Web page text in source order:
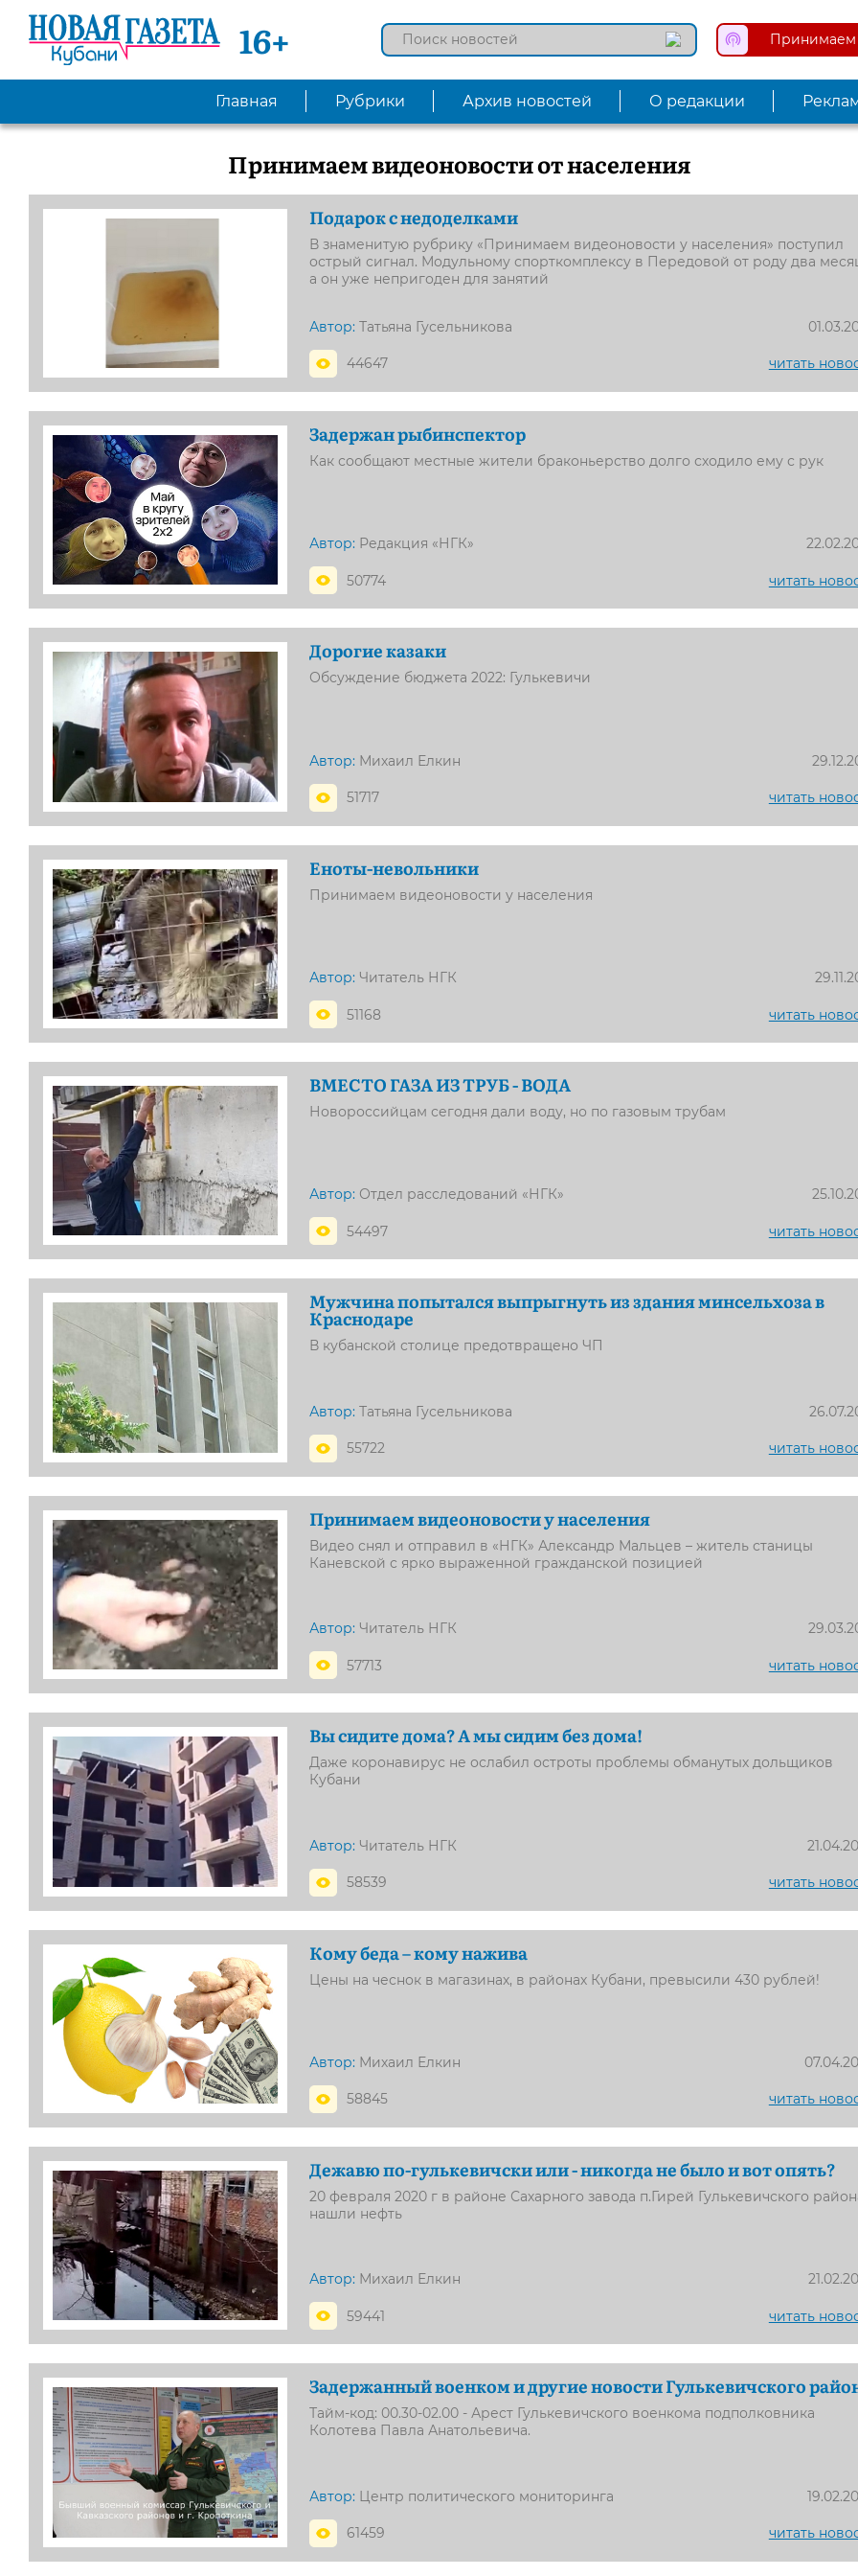
16+ Принимаем
Главная Рубрики Архив новостей О редакции
Принимаем видеоновости от населения
Подарок с недоделками
В знаменитую рубрику «Принимаем видеоновости у населения» поступил
острый сигнал. Модульному спорткомплексу в Передовой от роду два
а он уже непригоден для занятий
Автор: Татьяна Гусельникова
44647 читать
Задержан рыбинспектор
Как сообщают местные жители браконьерство долго сходило ему с рук
Автор: Редакция «НГК»
50774 читать
Дорогие казаки
Обсуждение бюджета 2022: Гулькевичи
Автор: Михаил Елкин
51717 читать
Еноты-невольники
Принимаем видеоновости у населения
Автор: Читатель НГК
51168 читать
ВМЕСТО ГАЗА ИЗ ТРУБ - ВОДА
Новороссийцам сегодня дали воду, но по газовым трубам
Автор: Отдел расследований «НГК»
54497 читать
Мужчина попытался выпрыгнуть из здания минсельхоза в
Краснодаре
В кубанской столице предотвращено ЧП
Автор: Татьяна Гусельникова
55722 читать
Принимаем видеоновости у населения
Видео снял и отправил в «НГК» Александр Мальцев – житель станицы
Каневской с ярко выраженной гражданской позицией
Автор: Читатель НГК
57713 читать
Вы сидите дома? А мы сидим без дома!
Даже коронавирус не ослабил остроты проблемы обманутых дольщиков
Кубани
Автор: Читатель НГК
58539 читать
Кому беда – кому нажива
Цены на чеснок в магазинах, в районах Кубани, превысили 430 рублей!
Автор: Михаил Елкин
58845 читать
Дежавю по-гулькевичски или - никогда не было и вот опять?
20 февраля 2020 г в районе Сахарного завода п.Гирей Гулькевичского
нашли нефть
Автор: Михаил Елкин
59441 читать
Задержанный военком и другие новости Гулькевичского
Тайм-код: 00.30-02.00 - Арест Гулькевичского военкома подполковника
Колотева Павла Анатольевича.
Автор: Центр политического мониторинга
61459 читать